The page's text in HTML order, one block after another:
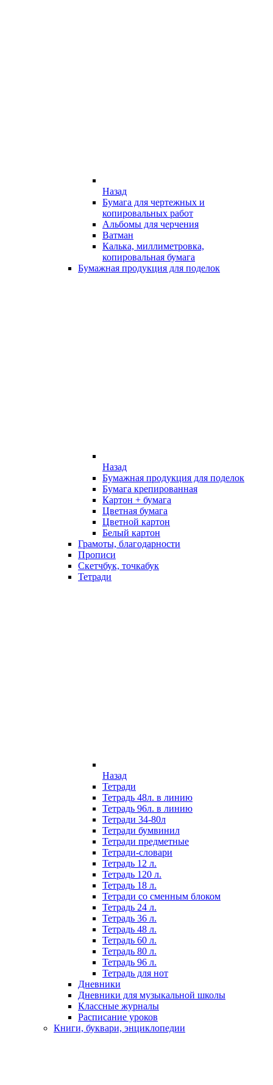
Назад
Бумага для чертежных и
копировальных работ
Альбомы для черчения
Ватман
Калька, миллиметровка,
копировальная бумага
Бумажная продукция для поделок
Назад
Бумажная продукция для поделок
Бумага крепированная
Картон + бумага
Цветная бумага
Цветной картон
Белый картон
Грамоты, благодарности
Прописи
Скетчбук, точкабук
Тетради
Назад
Тетради
Тетрадь 48л. в линию
Тетрадь 96л. в линию
Тетради 34-80л
Тетради бумвинил
Тетради предметные
Тетради-словари
Тетрадь 12 л.
Тетрадь 120 л.
Тетрадь 18 л.
Тетради со сменным блоком
Тетрадь 24 л.
Тетрадь 36 л.
Тетрадь 48 л.
Тетрадь 60 л.
Тетрадь 80 л.
Тетрадь 96 л.
Тетрадь для нот
Дневники
Дневники для музыкальной школы
Классные журналы
Расписание уроков
Книги, буквари, энциклопедии